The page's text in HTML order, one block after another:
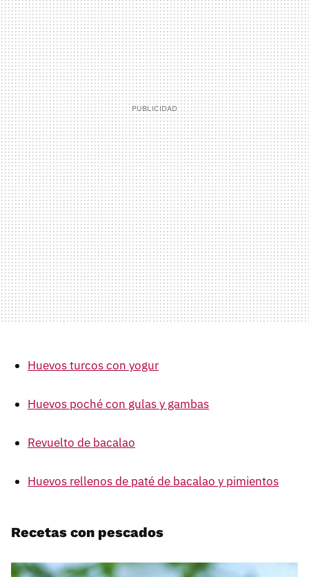
Huevos turcos con yogur
Huevos poché con gulas y gambas
Revuelto de bacalao
Huevos rellenos de paté de bacalao y pimientos
Recetas con pescados